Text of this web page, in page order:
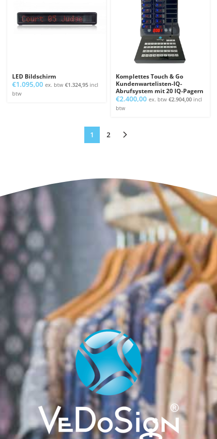
LED Bildschirm
€1.095,00 ex. btw €1.324,95 incl
btw
Komplettes Touch & Go
Kundenwartelisten-IQ-
Abrufsystem mit 20 IQ-Pagern
€2.400,00 ex. btw €2.904,00 incl
btw
1 2